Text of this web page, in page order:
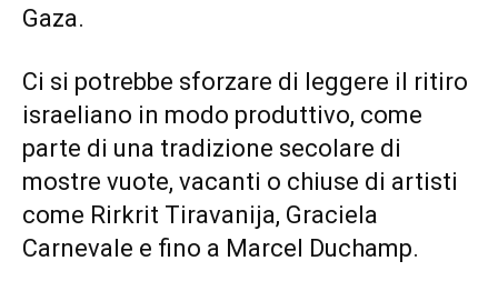
Gaza.
Ci si potrebbe sforzare di leggere il ritiro
israeliano in modo produttivo, come
parte di una tradizione secolare di
mostre vuote, vacanti o chiuse di artisti
come Rirkrit Tiravanija, Graciela
Carnevale e fino a Marcel Duchamp.